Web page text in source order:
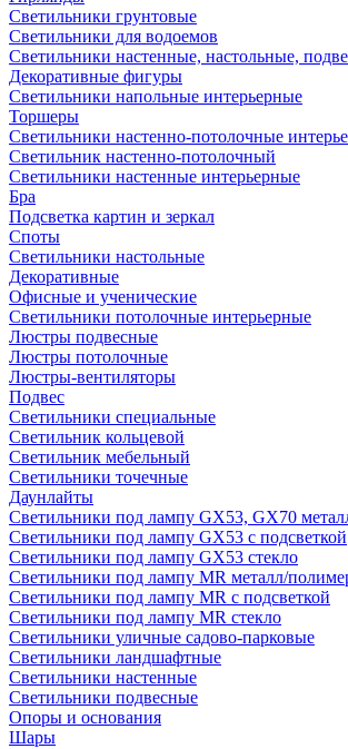
Светильники грунтовые
Светильники для водоемов
Светильники настенные, настольные,
Декоративные фигуры
Светильники напольные интерьерные
Торшеры
Светильники настенно-потолочные
Светильник настенно-потолочный
Светильники настенные интерьерные
Бра
Подсветка картин и зеркал
Споты
Светильники настольные
Декоративные
Офисные и ученические
Светильники потолочные интерьерные
Люстры подвесные
Люстры потолочные
Люстры-вентиляторы
Подвес
Светильники специальные
Светильник кольцевой
Светильник мебельный
Светильники точечные
Даунлайты
Светильники под лампу GX53, GX70
Светильники под лампу GX53 с подсветкой
Светильники под лампу GX53 стекло
Светильники под лампу MR металл/
Светильники под лампу MR с подсветкой
Светильники под лампу MR стекло
Светильники уличные садово-парковые
Светильники ландшафтные
Светильники настенные
Светильники подвесные
Опоры и основания
Шары